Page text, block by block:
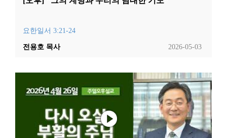
요한일서 3:21-24
2026-05-03
전용호 목사